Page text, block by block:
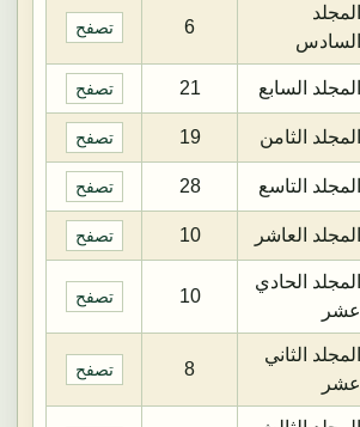
المجلد
السادس
6 تصفح
المجلد السابع 21 تصفح
المجلد الثامن 19 تصفح
المجلد التاسع 28 تصفح
المجلد العاشر 10 تصفح
المجلد الحادي
عشر
10 تصفح
المجلد الثاني
عشر
8 تصفح